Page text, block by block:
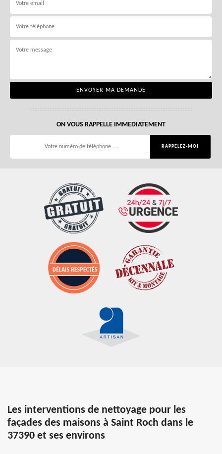
ON VOUS RAPPELLE IMMEDIATEMENT
Les interventions de nettoyage pour les
façades des maisons à Saint Roch dans le
37390 et ses environs